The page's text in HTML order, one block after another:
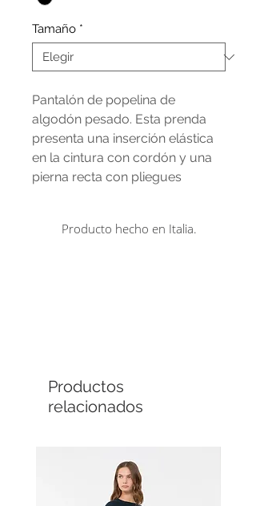
Tamaño *
Pantalón de popelina de
algodón pesado. Esta prenda
presenta una inserción elástica
en la cintura con cordón y una
pierna recta con pliegues
en el lateral y en la espalda.
Producto hecho en Italia.
Productos
relacionados